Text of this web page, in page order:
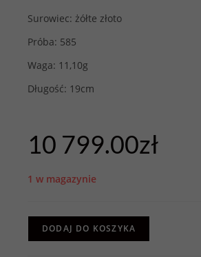
Surowiec: żółte złoto
Próba: 585
Waga: 11,10g
Długość: 19cm
10 799.00zł
1 w magazynie
DODAJ DO KOSZYKA